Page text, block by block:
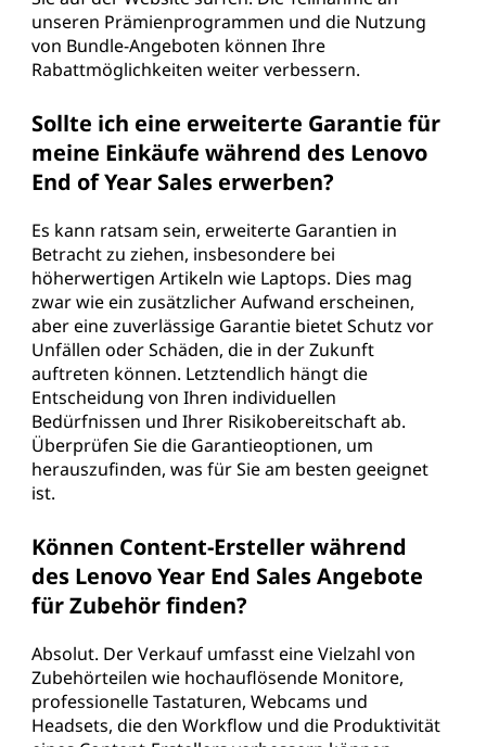
unseren Prämienprogrammen und die Nutzung
von Bundle-Angeboten können Ihre
Rabattmöglichkeiten weiter verbessern.
Sollte ich eine erweiterte Garantie für
meine Einkäufe während des Lenovo
End of Year Sales erwerben?
Es kann ratsam sein, erweiterte Garantien in
Betracht zu ziehen, insbesondere bei
höherwertigen Artikeln wie Laptops. Dies mag
zwar wie ein zusätzlicher Aufwand erscheinen,
aber eine zuverlässige Garantie bietet Schutz vor
Unfällen oder Schäden, die in der Zukunft
auftreten können. Letztendlich hängt die
Entscheidung von Ihren individuellen
Bedürfnissen und Ihrer Risikobereitschaft ab.
Überprüfen Sie die Garantieoptionen, um
herauszufinden, was für Sie am besten geeignet
ist.
Können Content-Ersteller während
des Lenovo Year End Sales Angebote
für Zubehör finden?
Absolut. Der Verkauf umfasst eine Vielzahl von
Zubehörteilen wie hochauflösende Monitore,
professionelle Tastaturen, Webcams und
Headsets, die den Workflow und die Produktivität